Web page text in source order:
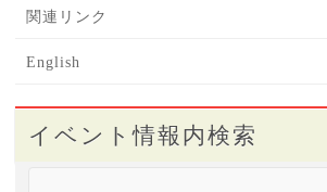
関連リンク
English
イベント情報内検索